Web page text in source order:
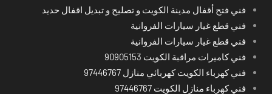
فني فتح أقفال مدينة الكويت و تصليح و تبديل اقفال حديد
فني قطع غيار سيارات الفروانية
فني قطع غيار سيارات الفروانية
فني كاميرات مراقبة الكويت 90905153
فني كهرباء الكويت كهربائي منازل 97446767
فني كهرباء منازل الكويت 97446767